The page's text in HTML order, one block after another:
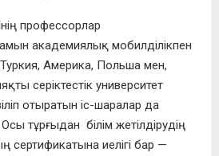
профессорлар
академиялық мобилділікпен
Америка, Польша мен,
серіктестік университет
отыратын іс-шаралар да
тұрғыдан білім жетілдірудің
сертификатына иелігі бар —